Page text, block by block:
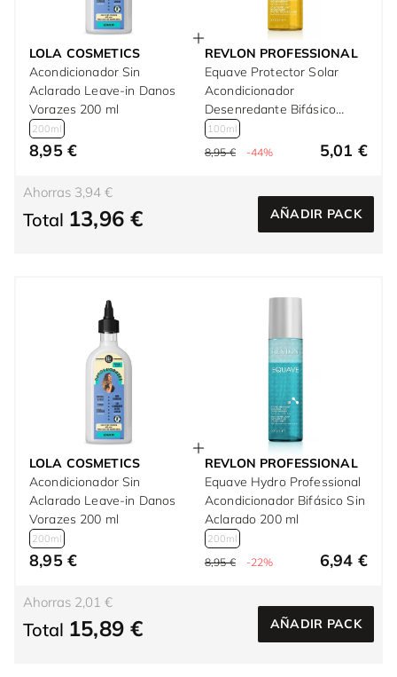
LOLA COSMETICS
Acondicionador Sin
Aclarado Leave-in Danos
Vorazes 200 ml
200ml
8,95 €
REVLON PROFESSIONAL
Equave Protector Solar
Acondicionador
Desenredante Bifásico
Profesional 100 ml
100ml
8,95 € -44% 5,01 €
Ahorras 3,94 €
Total 13,96 € AÑADIR PACK
LOLA COSMETICS
Acondicionador Sin
Aclarado Leave-in Danos
Vorazes 200 ml
200ml
8,95 €
REVLON PROFESSIONAL
Equave Hydro Professional
Acondicionador Bifásico Sin
Aclarado 200 ml
200ml
8,95 € -22% 6,94 €
Ahorras 2,01 €
Total 15,89 € AÑADIR PACK